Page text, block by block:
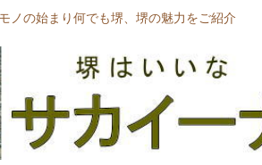
ノの始まり何でも堺、堺の魅力をご紹介